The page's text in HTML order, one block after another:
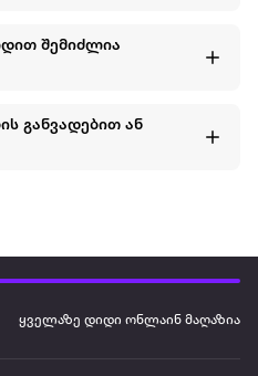
შემიძლია
განვადებით ან
ყველაზე დიდი ონლაინ მაღაზია